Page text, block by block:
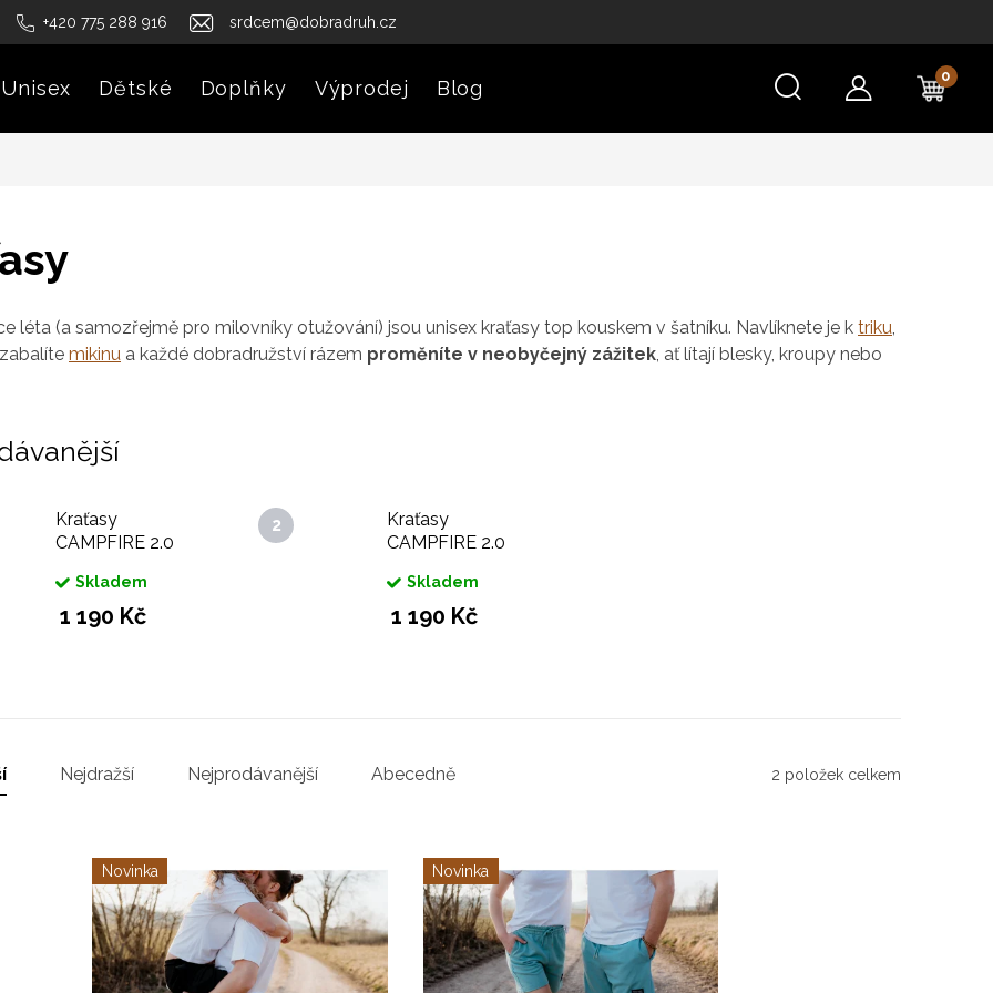
+420 775 288 916 srdcem@dobradruh.cz
Unisex Dětské Doplňky Výprodej Blog
léta (a samozřejmě pro milovníky otužování) jsou unisex kraťasy top kouskem v šatníku. Navlíknete je k triku,
mikinu a každé dobradružství rázem proměníte v neobyčejný zážitek, ať lítají blesky, kroupy nebo
Kraťasy
CAMPFIRE 2.0
Skladem
1 190 Kč
Kraťasy
CAMPFIRE 2.0
Skladem
1 190 Kč
Nejdražší Nejprodávanější Abecedně 2 položek celkem
Novinka Novinka